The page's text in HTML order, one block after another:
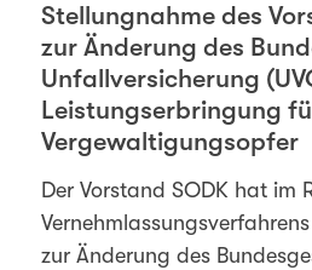
Stellungnahme des
zur Änderung des
Unfallversicherung
Leistungserbringung
Vergewaltigungsopfer
Der Vorstand SODK hat im
zur Änderung des